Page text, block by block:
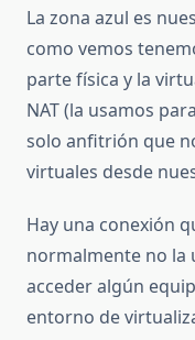
La zona azul es
como vemos
parte física y la
NAT (la usamos
solo anfitrión que
virtuales desde
Hay una conexión
normalmente no la
acceder algún
entorno de